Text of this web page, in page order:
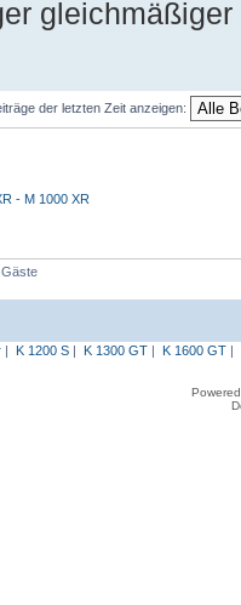
der letzten Zeit anzeigen:
- M 1000 XR
Gäste
| K 1200 S| K 1300 GT| K 1600 GT|